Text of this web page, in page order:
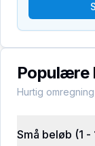
Populære
Hurtig
Små beløb (1 -